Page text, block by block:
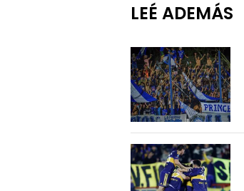
LEÉ ADEMÁS